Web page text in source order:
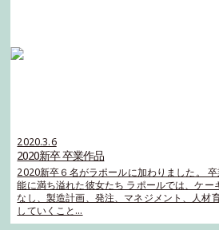
2020.3.6
2020新卒 卒業作品
2020新卒６名がラポールに加わりました。
能に満ち溢れた彼女たち ラポールでは、ケー
なし、製造計画、発注、マネジメント、人材
していくこと…